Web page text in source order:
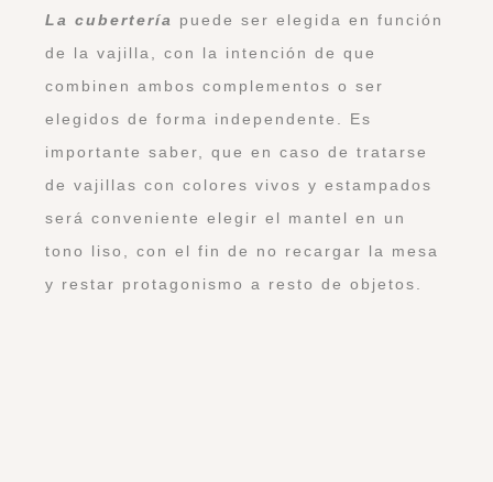
La cubertería
puede ser elegida en función
de la vajilla, con la intención de que
combinen ambos complementos o ser
elegidos de forma independente. Es
importante saber, que en caso de tratarse
de vajillas con colores vivos y estampados
será conveniente elegir el mantel en un
tono liso, con el fin de no recargar la mesa
y restar protagonismo a resto de objetos.